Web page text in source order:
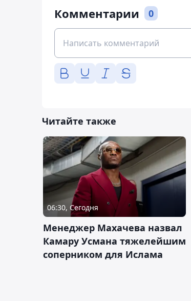
Комментарии 0
Читайте также
06:30, Сегодня
Менеджер Махачева назвал
Камару Усмана тяжелейшим
соперником для Ислама